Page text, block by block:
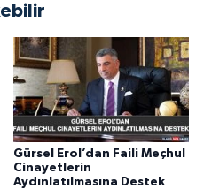
Gürsel Erol’dan Faili Meçhul
Cinayetlerin
Aydınlatılmasına Destek